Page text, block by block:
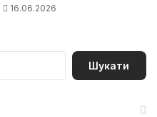
16.06.2026
П